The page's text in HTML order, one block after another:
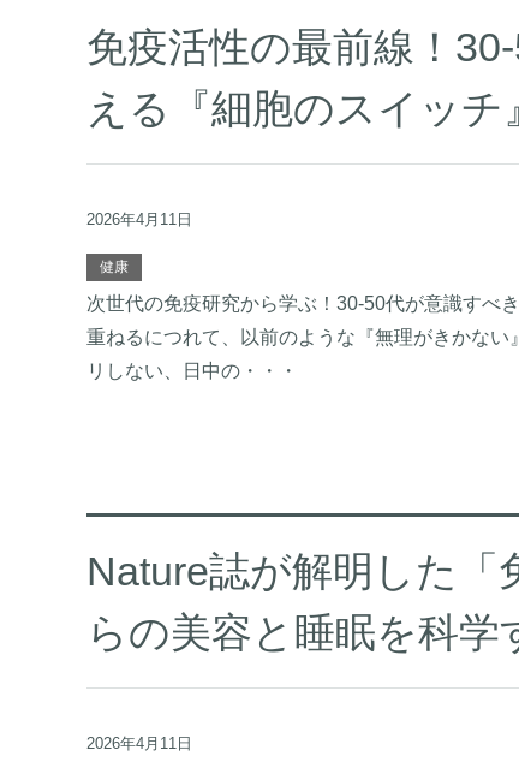
免疫活性の最前線！
える『細胞のスイッチ
2026年4月11日
健康
次世代の免疫研究から学ぶ！30-50代が意識すべ
重ねるにつれて、以前のような『無理がきかな
リしない、日中の・・・
Nature誌が解明した「
らの美容と睡眠を科学
2026年4月11日